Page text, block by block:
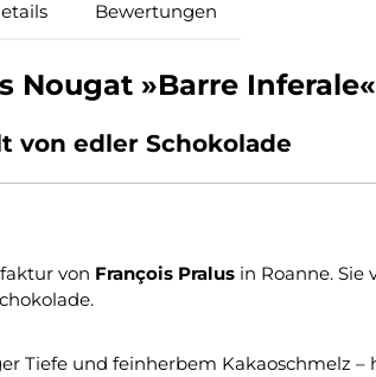
Bewertungen
»Barre
von edler Schokolade
von François Pralus in Roanne. Sie
Tiefe und feinherbem Kakaoschmelz